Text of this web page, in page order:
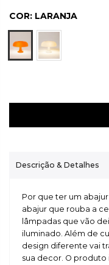
COR: LARANJA
Descrição & Detalhes
Por que ter um
abajur que rouba a
lâmpadas que vão
iluminado. Além de
design diferente vai
sua decor. O